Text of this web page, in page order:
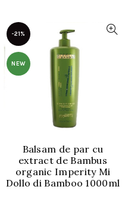
-21%
NEW
Balsam de par cu
extract de Bambus
organic Imperity Mi
Dollo di Bamboo 1000ml